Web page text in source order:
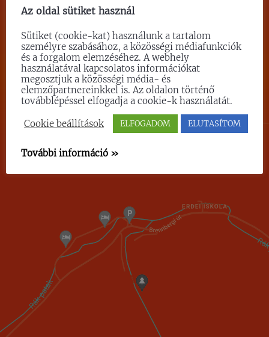
SCREIBEN SIE UNS!
Az oldal sütiket használ
Sütiket (cookie-kat) használunk a tartalom
személyre szabásához, a közösségi médiafunkciók
és a forgalom elemzéséhez. A webhely
használatával kapcsolatos információkat
megosztjuk a közösségi média- és
elemzőpartnereinkkel is. Az oldalon történő
továbblépéssel elfogadja a cookie-k használatát.
Cookie beállítások ELFOGADOM ELUTASÍTOM
További információ »